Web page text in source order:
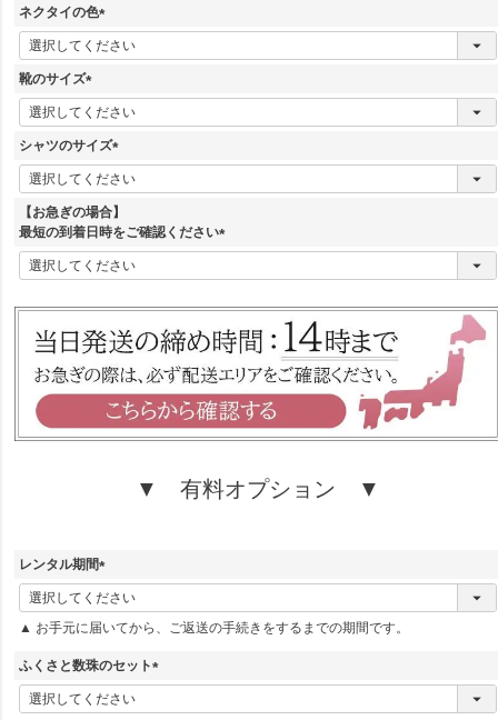
須
)
ネクタイの色
(
必
)
靴のサイズ
(
必
須
)
シャツのサイズ
(
必
須
)
【お急ぎの場合】
最短の到着日時をご確認ください
(
必
)
▼ 有料オプション ▼
レンタル期間
(
必
須
▲ お手元に届いてから、ご返送の手続きをするまでの期間です。
ふくさと数珠のセット
(
必